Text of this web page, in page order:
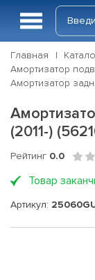
Главная
Амортизатор
Амортизатор
(2011-)
Рейтинг 0.0
Товар
Артикул: